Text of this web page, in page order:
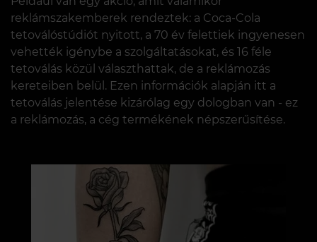
reklámszakemberek rendeztek: a Coca-Cola
tetoválóstúdiót nyitott, a 70 év felettiek ingyenesen
vehették igénybe a szolgáltatásokat, és 16 féle
tetoválás közül választhattak, de a reklámozás
kereteiben belül. Ezen információk alapján itt a
tetoválás jelentése kizárólag egy dologban van - ez
a reklámozás, a cég termékének népszerűsítése.